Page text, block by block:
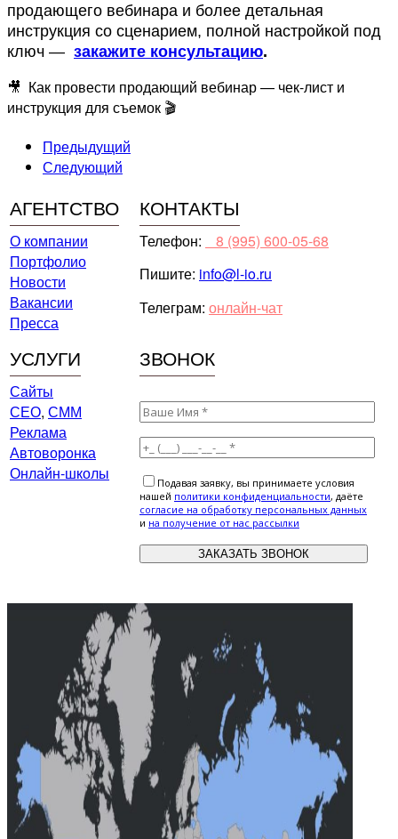
продающего вебинара и более детальная
инструкция со сценарием, полной настройкой под
ключ — закажите консультацию.
🎥 Как провести продающий вебинар — чек-лист и
инструкция для съемок 🎬
Предыдущий
Следующий
АГЕНТСТВО КОНТАКТЫ
О компании
Портфолио
Новости
Вакансии
Пресса
Телефон:
⠀8 (995) 600-05-68
Пишите: info@l-io.ru
Телеграм: онлайн-чат
УСЛУГИ ЗВОНОК
Сайты
СЕО, СММ
Реклама
Автоворонка
Онлайн-школы
Подавая заявку, вы принимаете условия
нашей политики конфиденциальности, даёте
cогласие на обработку персональных данных
и на получение от нас рассылки